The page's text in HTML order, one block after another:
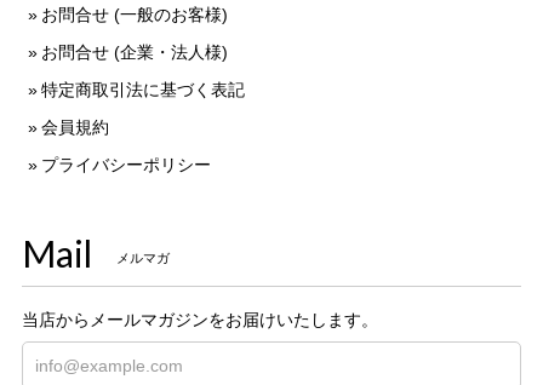
お問合せ (一般のお客様)
お問合せ (企業・法人様)
特定商取引法に基づく表記
会員規約
プライバシーポリシー
Mail メルマガ
当店からメールマガジンをお届けいたします。